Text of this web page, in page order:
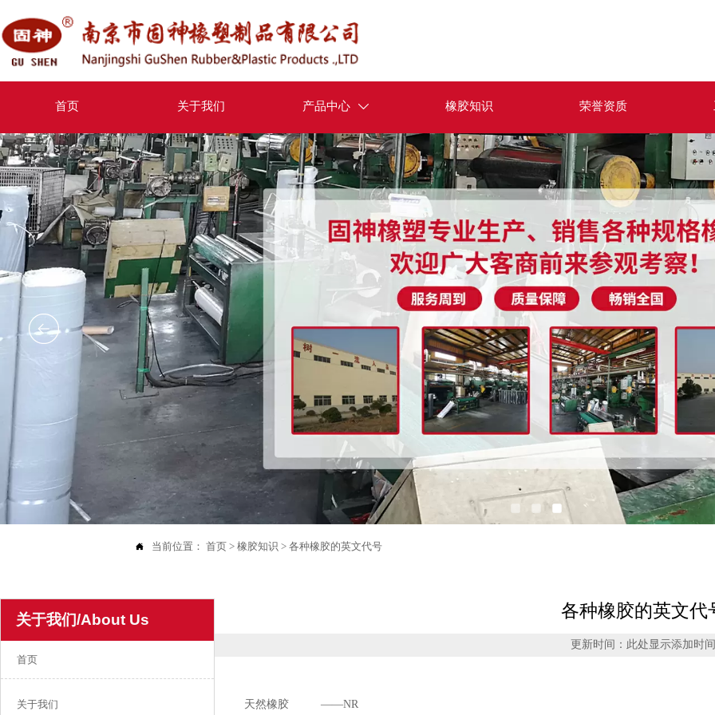
首页 关于我们 产品中心  橡胶知识 荣誉资质
 当前位置：首页 >橡胶知识 >各种橡胶的英文代号
关于我们/About Us
首页
关于我们
各种橡胶的英文代
更新时间：此处显示添加时
天然橡胶 ——NR